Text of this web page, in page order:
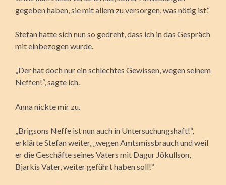
gegeben haben, sie mit allem zu versorgen, was nötig ist.“
Stefan hatte sich nun so gedreht, dass ich in das Gespräch
mit einbezogen wurde.
„Der hat doch nur ein schlechtes Gewissen, wegen seinem
Neffen!“, sagte ich.
Anna nickte mir zu.
„Brigsons Neffe ist nun auch in Untersuchungshaft!“,
erklärte Stefan weiter, „wegen Amtsmissbrauch und weil
er die Geschäfte seines Vaters mit Dagur Jökullson,
Bjarkis Vater, weiter geführt haben soll!“